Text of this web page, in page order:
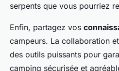
serpents que vous pourriez
Enfin, partagez vos
campeurs. La collaboration
des outils puissants pour
camping sécurisée et